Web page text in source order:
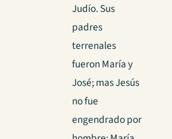
Judío. Sus
padres
terrenales
fueron María y
José; mas Jesús
no fue
engendrado por